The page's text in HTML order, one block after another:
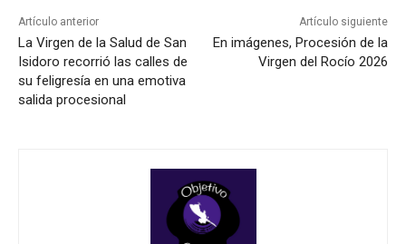
Artículo anterior
La Virgen de la Salud de San
Isidoro recorrió las calles de
su feligresía en una emotiva
salida procesional
Artículo siguiente
En imágenes, Procesión de la
Virgen del Rocío 2026